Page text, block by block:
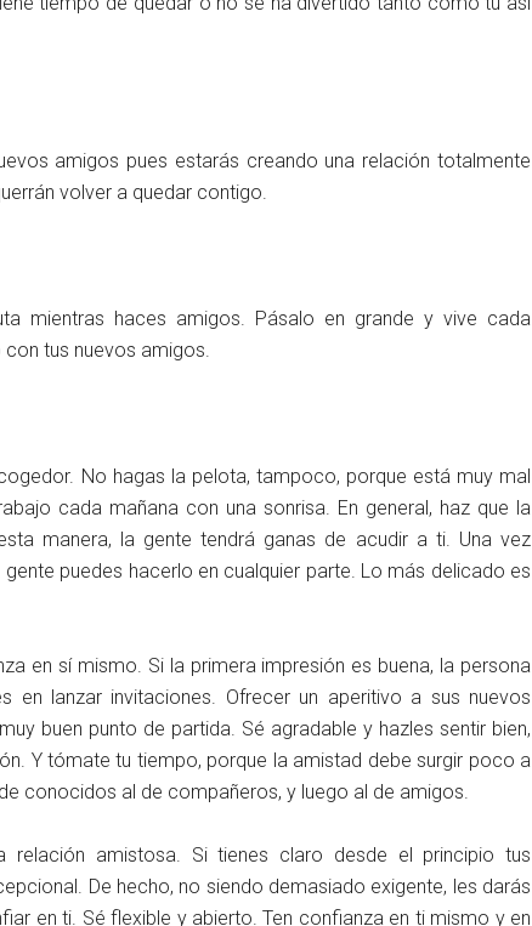
amigos pues estarás creando una relación totalmente
volver a quedar contigo.
mientras haces amigos. Pásalo en grande y vive cada
tus nuevos amigos.
No hagas la pelota, tampoco, porque está muy mal
cada mañana con una sonrisa. En general, haz que la
manera, la gente tendrá ganas de acudir a ti. Una vez
puedes hacerlo en cualquier parte. Lo más delicado es
en sí mismo. Si la primera impresión es buena, la persona
en lanzar invitaciones. Ofrecer un aperitivo a sus nuevos
buen punto de partida. Sé agradable y hazles sentir bien,
Y tómate tu tiempo, porque la amistad debe surgir poco a
conocidos al de compañeros, y luego al de amigos.
amistosa. Si tienes claro desde el principio tus
De hecho, no siendo demasiado exigente, les darás
en ti. Sé flexible y abierto. Ten confianza en ti mismo y en